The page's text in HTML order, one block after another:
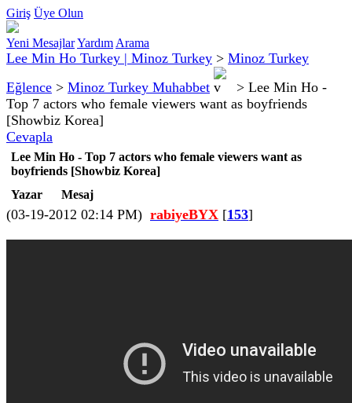
Giriş Üye Olun
Yeni MesajlarYardım Arama
Lee Min Ho Turkey | Minoz Turkey > Minoz Turkey
Eğlence > Minoz Turkey Muhabbet > Lee Min Ho -
Top 7 actors who female viewers want as boyfriends
[Showbiz Korea]
Cevapla
Lee Min Ho - Top 7 actors who female viewers want as
boyfriends [Showbiz Korea]
Yazar
Mesaj
(03-19-2012 02:14 PM) rabiyeBYX [153]